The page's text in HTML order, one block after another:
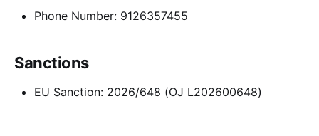
Phone Number: 9126357455
Sanctions
EU Sanction: 2026/648 (OJ L202600648)